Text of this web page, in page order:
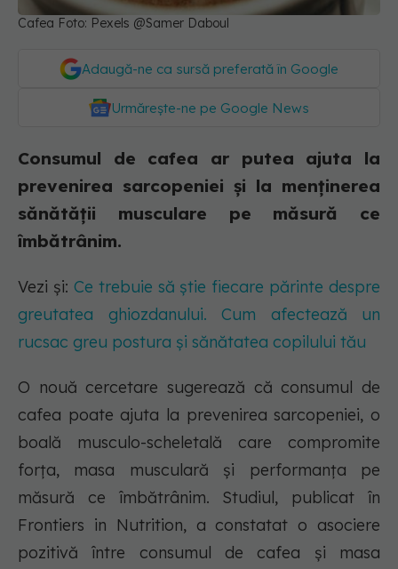
Cafea Foto: Pexels @Samer Daboul
Adaugă-ne ca sursă preferată în Google
Urmărește-ne pe Google News
Consumul de cafea ar putea ajuta la
prevenirea sarcopeniei și la menținerea
sănătății musculare pe măsură ce
îmbătrânim.
Vezi și: Ce trebuie să știe fiecare părinte despre
greutatea ghiozdanului. Cum afectează un
rucsac greu postura și sănătatea copilului tău
O nouă cercetare sugerează că consumul de
cafea poate ajuta la prevenirea sarcopeniei, o
boală musculo-scheletală care compromite
forța, masa musculară și performanța pe
măsură ce îmbătrânim. Studiul, publicat în
Frontiers in Nutrition, a constatat o asociere
pozitivă între consumul de cafea și masa